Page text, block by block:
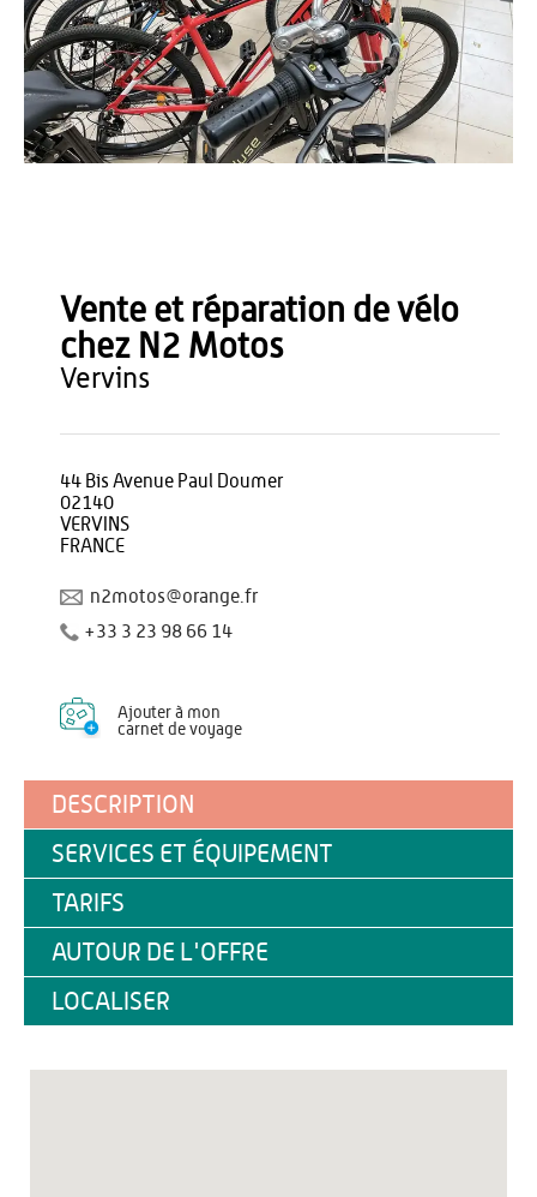
Office de Tourisme du Pays de Thiérache
Vente et réparation de vélo
chez N2 Motos
vervins
44 Bis Avenue Paul Doumer
02140
VERVINS
FRANCE
n2motos@orange.fr
+33 3 23 98 66 14
Ajouter à mon
carnet de voyage
DESCRIPTION
SERVICES ET ÉQUIPEMENT
TARIFS
AUTOUR DE L'OFFRE
LOCALISER